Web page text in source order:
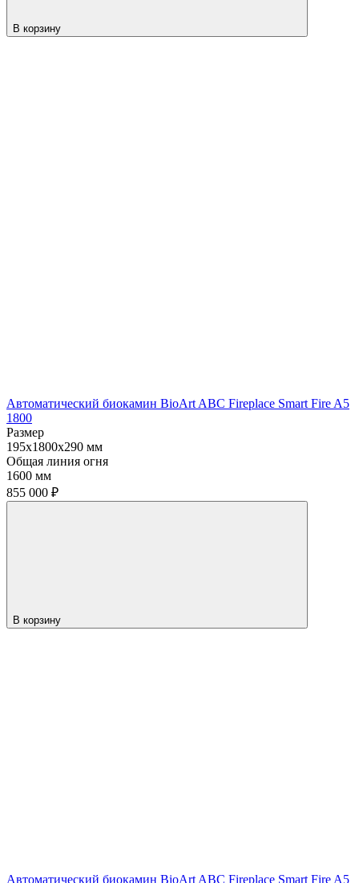
В корзину
Автоматический биокамин BioArt ABC Fireplace Smart Fire A5
1800
Размер
195x1800x290 мм
Общая линия огня
1600 мм
855 000 ₽
В корзину
Автоматический биокамин BioArt ABC Fireplace Smart Fire A5